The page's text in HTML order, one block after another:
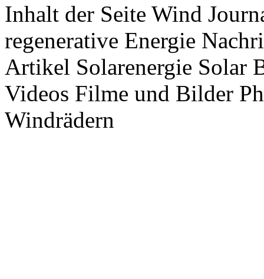
Inhalt der Seite Wind
regenerative Energie
Artikel Solarenergie Solar
Videos Filme und Bilder
Windrädern